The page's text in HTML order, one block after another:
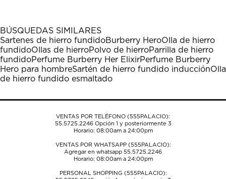
1
estrella
Esta
acción
abrirá
el
formulario
envío.
estrellas.
Esta
acción
abrirá
el
formulario
envío.
estrellas.
Esta
acción
abrirá
el
formulario
envío.
estrellas.
Esta
acción
abrirá
el
formulario
envío.
estrellas.
Esta
acción
abrirá
el
formulario
envío.
BÚSQUEDAS SIMILARES
Sartenes de hierro fundidoBurberry HeroOlla de hierro
fundidoOllas de hierroPolvo de hierroParrilla de hierro
fundidoPerfume Burberry Her ElixirPerfume Burberry
Hero para hombreSartén de hierro fundido inducciónOlla
de hierro fundido esmaltado
VENTAS POR TELÉFONO (555PALACIO):
55.5725.2246Opción 1 y posteriormente 3
Horario: 08:00am a 24:00pm
VENTAS POR WHATSAPP (555PALACIO):
Agregar en whatsapp 55.5725.2246
Horario: 08:00am a 24:00pm
PERSONAL SHOPPING (555PALACIO):